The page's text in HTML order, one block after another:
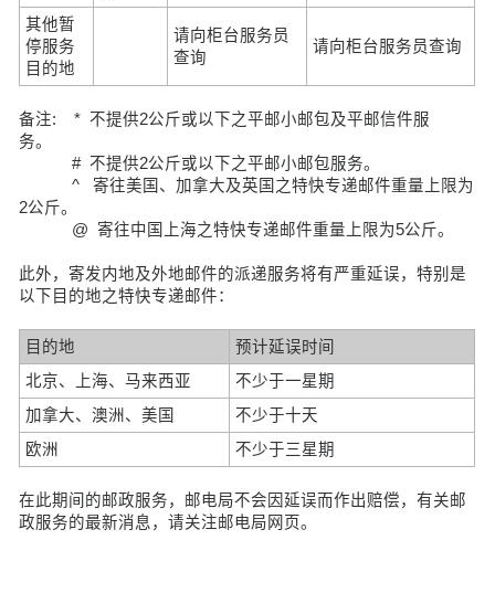
其他暂
停服务
目的地
请向柜台服务员
查询
请向柜台服务员查询
备注: * 不提供2公斤或以下之平邮小邮包及平邮信件服
务。
# 不提供2公斤或以下之平邮小邮包服务。
^ 寄往美国、加拿大及英国之特快专递邮件重量上限为
2公斤。
@ 寄往中国上海之特快专递邮件重量上限为5公斤。
此外，寄发内地及外地邮件的派递服务将有严重延误，特别是
以下目的地之特快专递邮件：
目的地
预计延误时间
北京、上海、马来西亚
不少于一星期
加拿大、澳洲、美国
不少于十天
欧洲
不少于三星期
在此期间的邮政服务，邮电局不会因延误而作出赔偿，有关邮
政服务的最新消息，请关注邮电局网页。